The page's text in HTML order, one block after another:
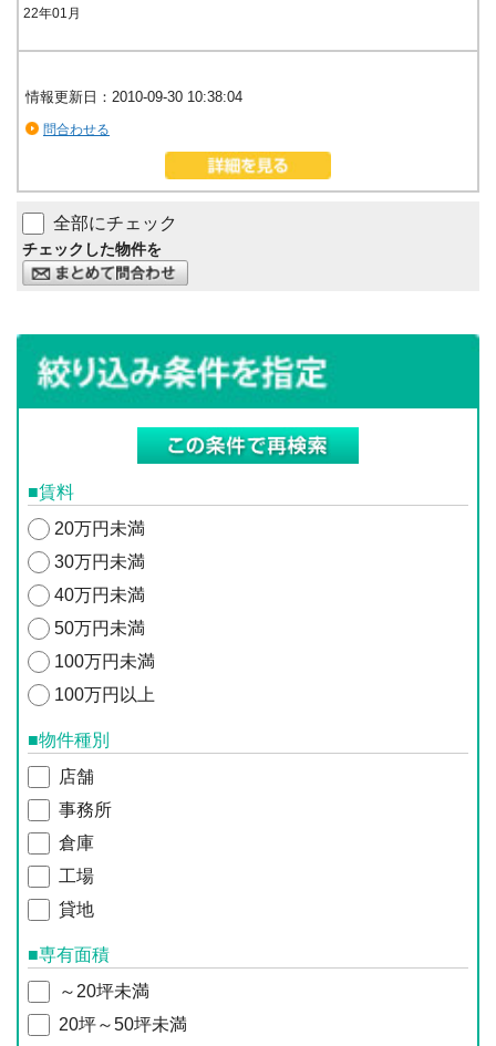
22年01月
情報更新日：2010-09-30 10:38:04
問合わせる
全部にチェック
チェックした物件を
■賃料
20万円未満
30万円未満
40万円未満
50万円未満
100万円未満
100万円以上
■物件種別
店舗
事務所
倉庫
工場
貸地
■専有面積
～20坪未満
20坪～50坪未満